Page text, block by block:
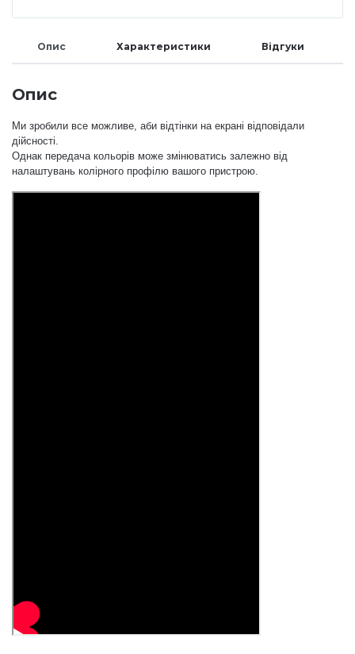
Опис Характеристики Відгуки
Опис
Ми зробили все можливе, аби відтінки на екрані відповідали
дійсності.
Однак передача кольорів може змінюватись залежно від
налаштувань колірного профілю вашого пристрою.